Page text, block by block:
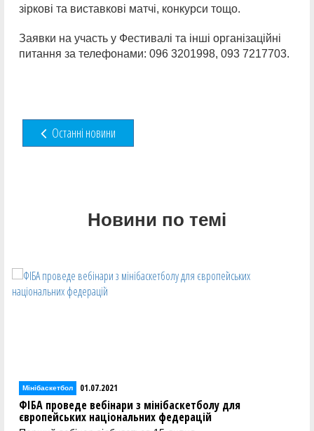
зіркові та виставкові матчі, конкурси тощо.
Заявки на участь у Фестивалі та інші організаційні
питання за телефонами: 096 3201998, 093 7217703.
Останні новини
Новини по темі
Мінібаскетбол 01.07.2021
ФІБА проведе вебінари з мінібаскетболу для
європейських національних федерацій